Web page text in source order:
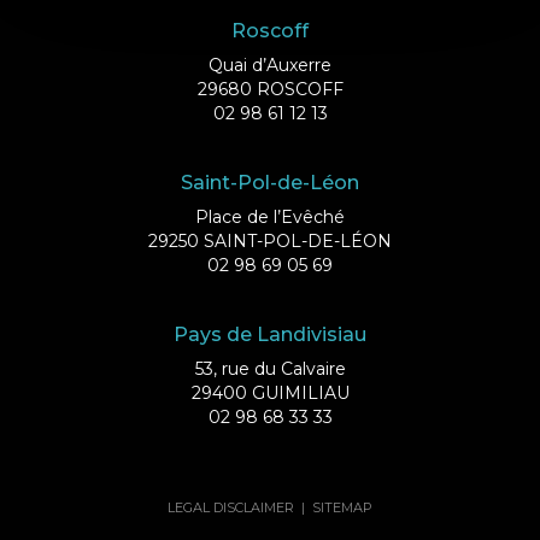
Roscoff
Quai d’Auxerre
29680 ROSCOFF
02 98 61 12 13
Saint-Pol-de-Léon
Place de l’Evêché
29250 SAINT-POL-DE-LÉON
02 98 69 05 69
Pays de Landivisiau
53, rue du Calvaire
29400 GUIMILIAU
02 98 68 33 33
LEGAL DISCLAIMER | SITEMAP